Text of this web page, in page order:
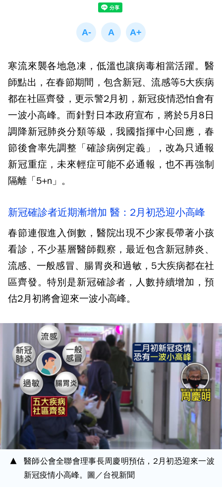
寒流來襲各地急凍，低溫也讓病毒相當活躍。醫
師點出，在春節期間，包含新冠、流感等5大疾病
都在社區齊發，更示警2月初，新冠疫情恐怕會有
一波小高峰。而針對日本政府宣布，將於5月8日
調降新冠肺炎分類等級，我國指揮中心回應，春
節後會率先調整「確診病例定義」，改為只通報
新冠重症，未來輕症可能不必通報，也不再強制
隔離「5+n」。
新冠確診者近期漸增加 醫：2月初恐迎小高峰
春節連假進入倒數，醫院出現不少家長帶著小孩
看診，不少基層醫師觀察，最近包含新冠肺炎、
流感、一般感冒、腸胃炎和過敏，5大疾病都在社
區齊發。特別是新冠確診者，人數持續增加，預
估2月初將會迎來一波小高峰。
醫師公會全聯會理事長周慶明預估，2月初恐迎來一波
新冠疫情小高峰。圖／台視新聞